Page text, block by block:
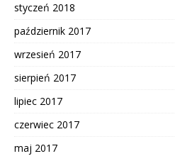
styczeń 2018
październik 2017
wrzesień 2017
sierpień 2017
lipiec 2017
czerwiec 2017
maj 2017